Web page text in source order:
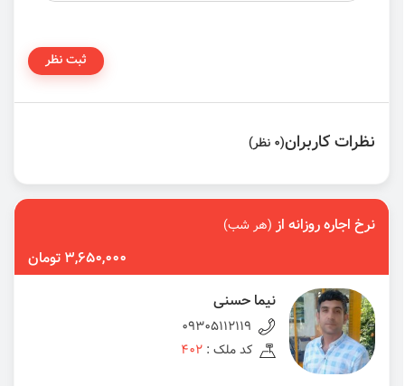
ثبت نظر
نظرات کاربران(0 نظر)
نرخ اجاره روزانه از(هر شب)
3,650,000 تومان
نیما حسنی
09305112119
کد ملک : 402